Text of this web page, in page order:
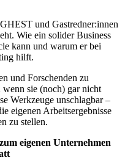
und Gastredner:innen
Wie ein solider Business
kann und warum er bei
hilft.
und Forschenden zu
sie (noch) gar nicht
Werkzeuge unschlagbar –
eigenen Arbeitsergebnisse
zu stellen.
eigenen Unternehmen